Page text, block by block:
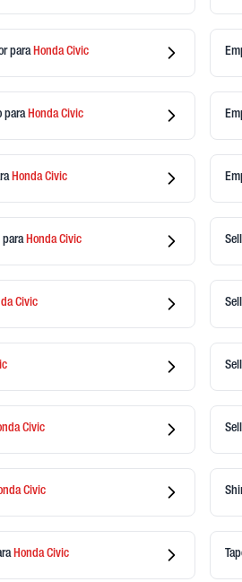
paraHondaCivic
paraHondaCivic
HondaCivic
paraHondaCivic
Civic
Civic
Civic
HondaCivic